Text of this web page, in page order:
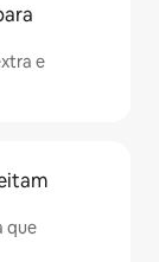
e
que